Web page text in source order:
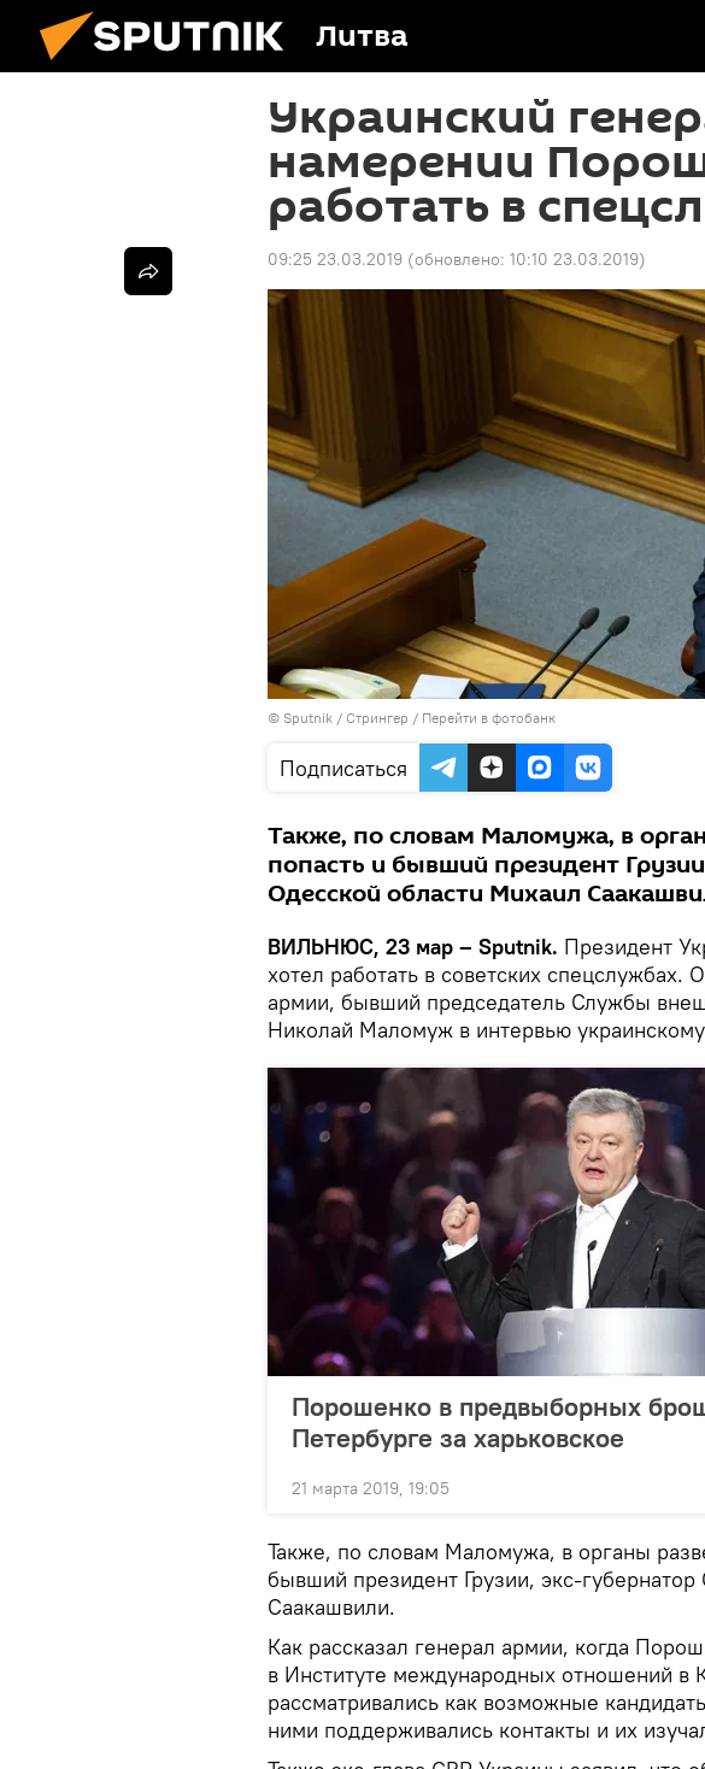
Литва
Украинский
намерении
работать в
09:25 23.03.2019 (обновлено: 10:10 23.03.2019)
© Sputnik / Стрингер / Перейти в фотобанк
Подписаться
Также, по словам Маломужа, в
попасть и бывший президент
Одесской области Михаил
ВИЛЬНЮС, 23 мар – Sputnik. Президент
хотел работать в советских спецслужбах.
армии, бывший председатель Службы
Николай Маломуж в интервью
Порошенко в предвыборных
Петербурге за харьковское
21 марта 2019, 19:05
Также, по словам Маломужа, в органы
бывший президент Грузии, экс-
Саакашвили.
Как рассказал генерал армии, когда
в Институте международных отношений в
рассматривались как возможные
ними поддерживались контакты и их